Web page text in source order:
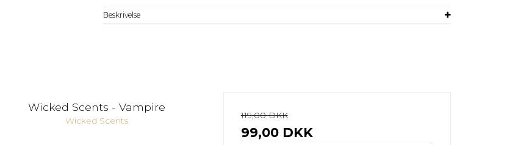
Beskrivelse
Wicked Scents - Vampire
Wicked Scents
119,00 DKK
99,00 DKK